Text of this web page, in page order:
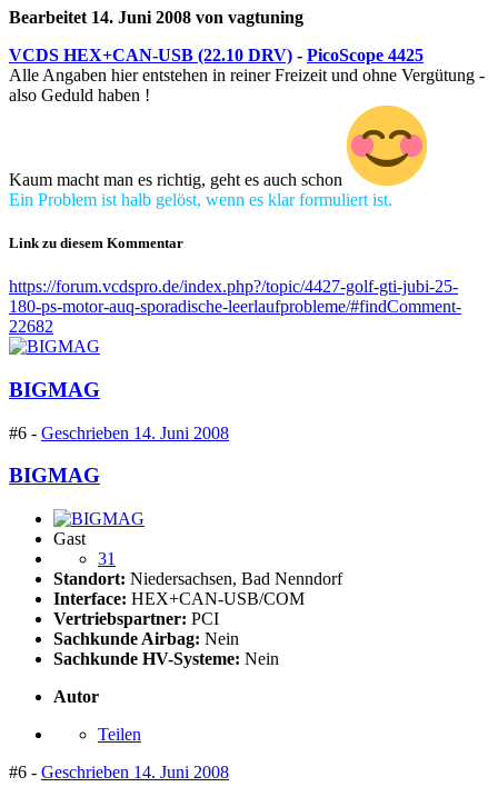
Bearbeitet 14. Juni 2008 von vagtuning
VCDS HEX+CAN-USB (22.10 DRV) - PicoScope 4425
Alle Angaben hier entstehen in reiner Freizeit und ohne Vergütung -
also Geduld haben !
Kaum macht man es richtig, geht es auch schon
Ein Problem ist halb gelöst, wenn es klar formuliert ist.
Link zu diesem Kommentar
https://forum.vcdspro.de/index.php?/topic/4427-golf-gti-jubi-25-
180-ps-motor-auq-sporadische-leerlaufprobleme/#findComment-
22682
BIGMAG
#6 - Geschrieben 14. Juni 2008
BIGMAG
Gast
31
Standort: Niedersachsen, Bad Nenndorf
Interface: HEX+CAN-USB/COM
Vertriebspartner: PCI
Sachkunde Airbag: Nein
Sachkunde HV-Systeme: Nein
Autor
Teilen
#6 - Geschrieben 14. Juni 2008